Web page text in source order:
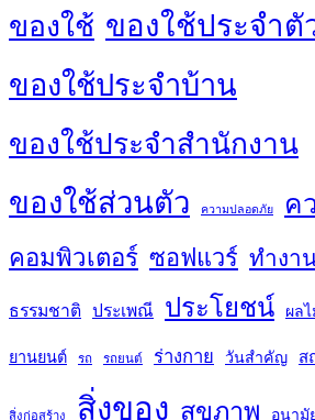
ของใช้ ของใช้ประจำตั
ของใช้ประจำบ้าน
ของใช้ประจำสำนักงาน
ของใช้ส่วนตัว ความปลอดภัย ค
คอมพิวเตอร์ ซอฟแวร์ ทำงา
ธรรมชาติ ประเพณี ประโยชน์ ผล
ยานยนต์ รถ รถยนต์ ร่างกาย วันสำคัญ ส
สิ่งก่อสร้าง สิ่งของ สุขภาพ อนามั